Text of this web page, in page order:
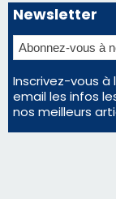
Newsletter
Inscrivez-vous
email les infos
nos meilleurs